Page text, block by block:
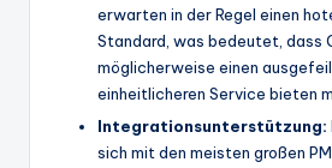
erwarten in der Regel einen
Standard, was bedeutet, dass
möglicherweise einen
einheitlicheren Service bieten
Integrationsunterstützung:
sich mit den meisten großen